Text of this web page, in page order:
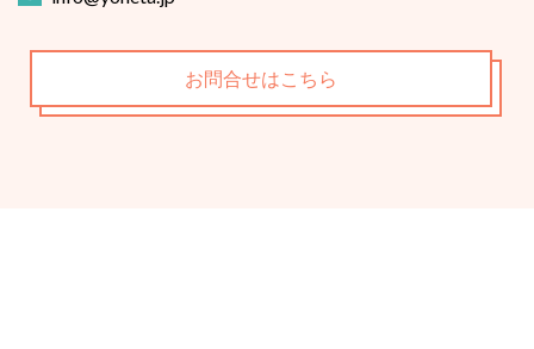
お問合せはこちら